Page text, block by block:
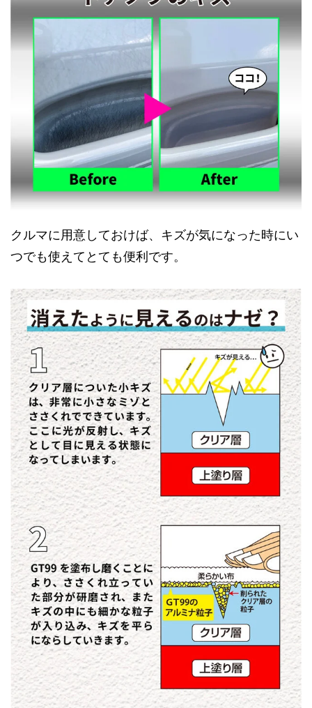
クルマに用意しておけば、キズが気になった時にい
つでも使えてとても便利です。